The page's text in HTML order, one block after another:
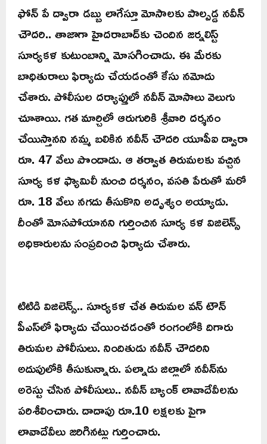
ఫోన్ పే ద్వారా డబ్బు లాగేస్తూ మోసాలకు పాల్పడ్డ నవీన్
చౌదరి.. తాజాగా హైదరాబాద్‌కు చెందిన జర్నలిస్ట్
సూర్యకళ కుటుంబాన్ని మోసగించాడు. ఈ మేరకు
బాధితురాలు ఫిర్యాదు చేయడంతో కేసు నమోదు
చేశారు. పోలీసుల దర్యాప్తులో నవీన్ మోసాలు వెలుగు
చూశాయి. గత మార్చిలో ఆరుగురికి శ్రీవారి దర్శనం
చేయిస్తానని నమ్మ బలికిన నవీన్ చౌదరి యూపీఐ ద్వారా
రూ. 47 వేలు పొందాడు. ఆ తర్వాత తిరుమలకు వచ్చిన
సూర్య కళ ఫ్యామిలీ నుంచి దర్శనం, వసతి పేరుతో మరో
రూ. 18 వేలు నగదు తీసుకొని అదృశ్యం అయ్యాడు.
దీంతో మోసపోయానని గుర్తించిన సూర్య కళ విజిలెన్స్
అధికారులను సంప్రదించి ఫిర్యాదు చేశారు.
టిటిడి విజిలెన్స్.. సూర్యకళ చేత తిరుమల వన్ టౌన్
పీఎస్‌లో ఫిర్యాదు చేయించడంతో రంగంలోకి దిగారు
తిరుమల పోలీసులు. నిందితుడు నవీన్ చౌదరిని
అదుపులోకి తీసుకున్నారు. పల్నాడు జిల్లాలో నవీన్‌ను
అరెస్టు చేసిన పోలీసులు.. నవీన్ బ్యాంక్ లావాదేవీలను
పరిశీలించారు. దాదాపు రూ.10 లక్షలకు పైగా
లావాదేవీలు జరిగినట్లు గుర్తించారు.